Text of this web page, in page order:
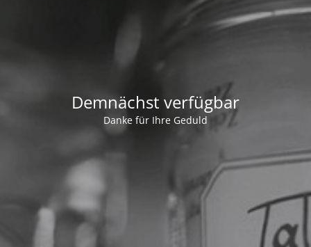
Demnächst verfügbar
Danke für Ihre Geduld